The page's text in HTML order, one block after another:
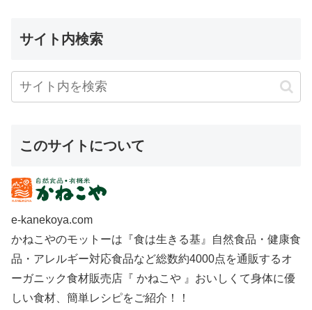
サイト内検索
このサイトについて
e-kanekoya.com
かねこやのモットーは『食は生きる基』自然食品・健康食
品・アレルギー対応食品など総数約4000点を通販するオ
ーガニック食材販売店『 かねこや 』おいしくて身体に優
しい食材、簡単レシピをご紹介！！